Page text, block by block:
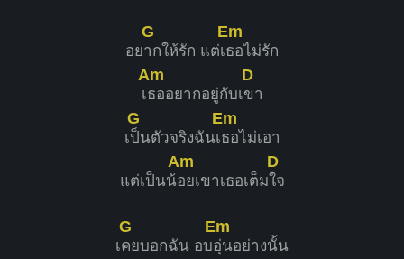
อย
G
ากให้รัก แต่เ
Em
ธอไม่รัก
เ
Am
ธออยากอยู่กับเ
D
ขา
เ
G
ป็นตัวจริงฉันเ
Em
ธอไม่เอา
แต่เป็นน้
Am
อยเขาเธอเต็ม
D
ใจ
เ
G
คยบอกฉัน อบ
Em
อุ่นอย่างนั้น